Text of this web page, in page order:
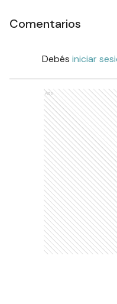
Comentarios
Debés iniciar
Ads